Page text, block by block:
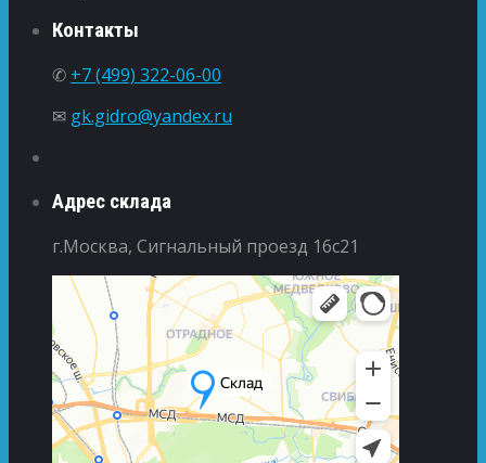
Контакты
✆ +7 (499) 322-06-00
✉ gk.gidro@yandex.ru
Адрес склада
г.Москва, Сигнальный проезд 16с21